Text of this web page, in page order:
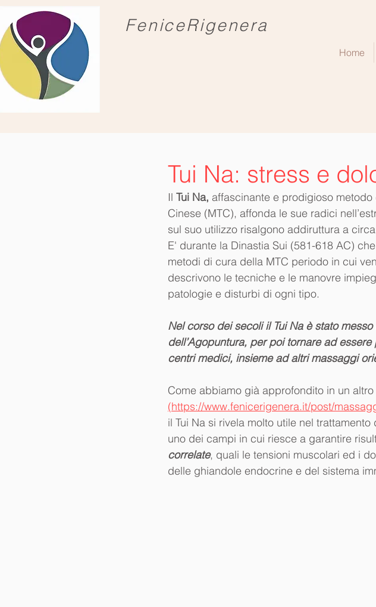
FeniceRigenera
Home
Tui Na: stress e
Il Tui Na, affascinante e prodigioso
Cinese (MTC), affonda le sue radici
sul suo utilizzo risalgono addiruttura a
E' durante la Dinastia Sui (581-618 AC)
metodi di cura della MTC periodo in cui
descrivono le tecniche e le manovre
patologie e disturbi di ogni tipo.
Nel corso dei secoli il Tui Na è stato
dell’Agopuntura, per poi tornare ad
centri medici, insieme ad altri massaggi
Come abbiamo già approfondito in un
(https://www.fenicerigenera.it/post/
il Tui Na si rivela molto utile nel
uno dei campi in cui riesce a garantire
correlate, quali le tensioni muscolari ed i
delle ghiandole endocrine e del sistema